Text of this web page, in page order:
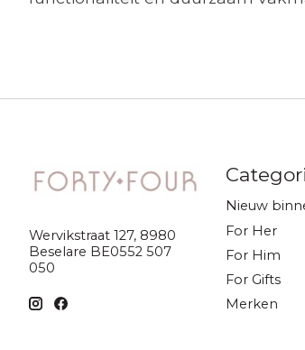
Wervikstraat 127, 8980
Beselare BE0552 507
050
Nieuw
For Her
For Him
For Gifts
Merken